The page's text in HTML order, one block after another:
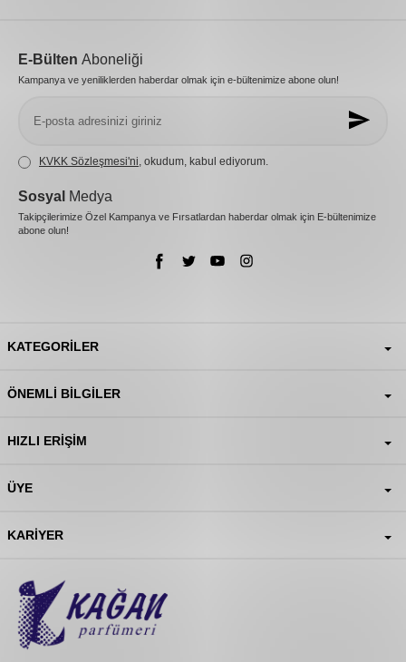
E-Bülten Aboneliği
Kampanya ve yeniliklerden haberdar olmak için e-bültenimize abone olun!
KVKK Sözleşmesi'ni , okudum, kabul ediyorum.
Sosyal Medya
Takipçilerimize Özel Kampanya ve Fırsatlardan haberdar olmak için E-bültenimize
abone olun!
KATEGORILER
ÖNEMLI BILGILER
HIZLI ERIŞIM
ÜYE
KARIYER